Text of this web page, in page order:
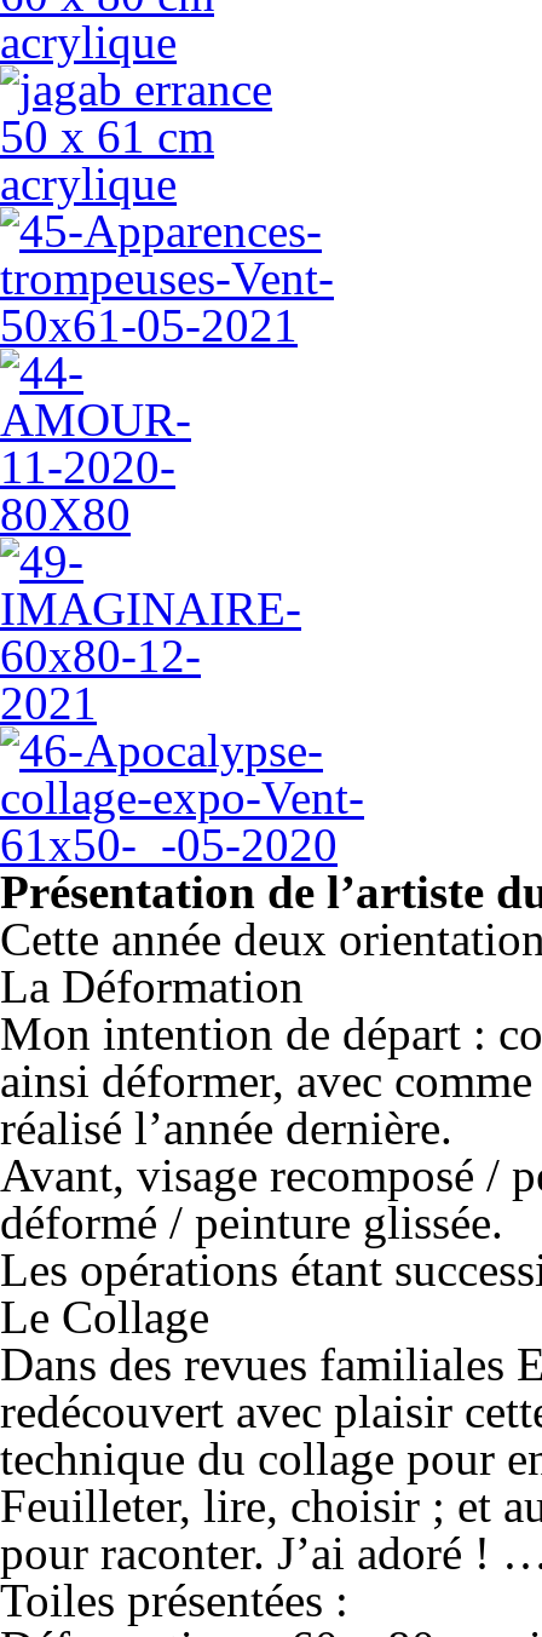
Présentation de l’artiste
Cette année deux
La Déformation
Mon intention de départ :
ainsi déformer, avec
réalisé l’année dernière.
Avant, visage recomposé /
déformé / peinture glissée.
Les opérations étant
Le Collage
Dans des revues familiales
redécouvert avec plaisir
technique du collage pour
Feuilleter, lire, choisir ; et
pour raconter. J’ai adoré !
Toiles présentées :